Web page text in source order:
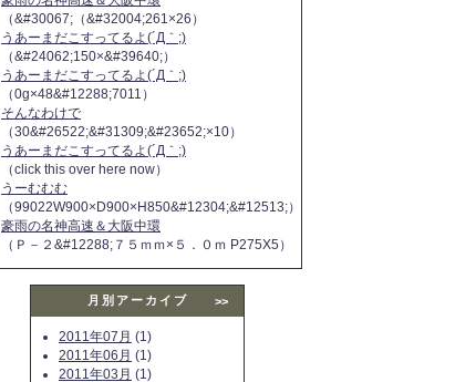
（&#30067;（&#32004;261×26）
うあーまだこすってるよ(´Д｀;)
（&#24062;150×&#39640;）
うあーまだこすってるよ(´Д｀;)
（0g×48&#12288;7011）
そんなわけで
（30&#26522;&#31309;&#23652;×10）
うあーまだこすってるよ(´Д｀;)
（click this over here now）
うーむむむ
（99022W900×D900×H850&#12304;&#12513;）
豪雨の名神高速＆大阪中環
（Ｐ－２&#12288;７５ｍｍ×５．０ｍ P275X5）
月別アーカイブ >>
2011年07月 (1)
2011年06月 (1)
2011年03月 (1)